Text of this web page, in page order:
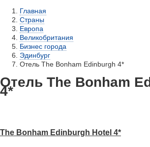
Главная
Страны
Европа
Великобритания
Бизнес города
Эдинбург
Отель The Bonham Edinburgh 4*
Отель The Bonham
4*
The Bonham Edinburgh Hotel 4*